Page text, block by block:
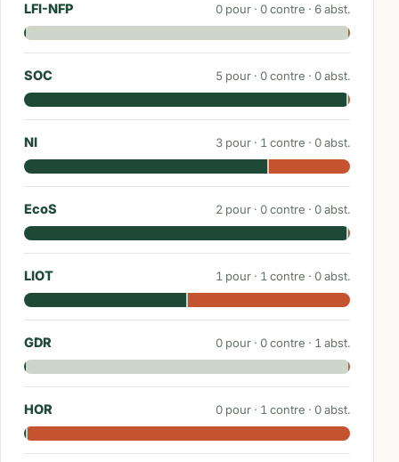
LFI-NFP 0 pour · 0contre · 6abst.
SOC 5 pour · 0contre · 0abst.
NI 3 pour · 1 contre · 0abst.
EcoS 2 pour · 0contre · 0abst.
LIOT 1 pour · 1 contre · 0abst.
GDR 0 pour · 0contre · 1 abst.
HOR 0 pour · 1 contre · 0abst.